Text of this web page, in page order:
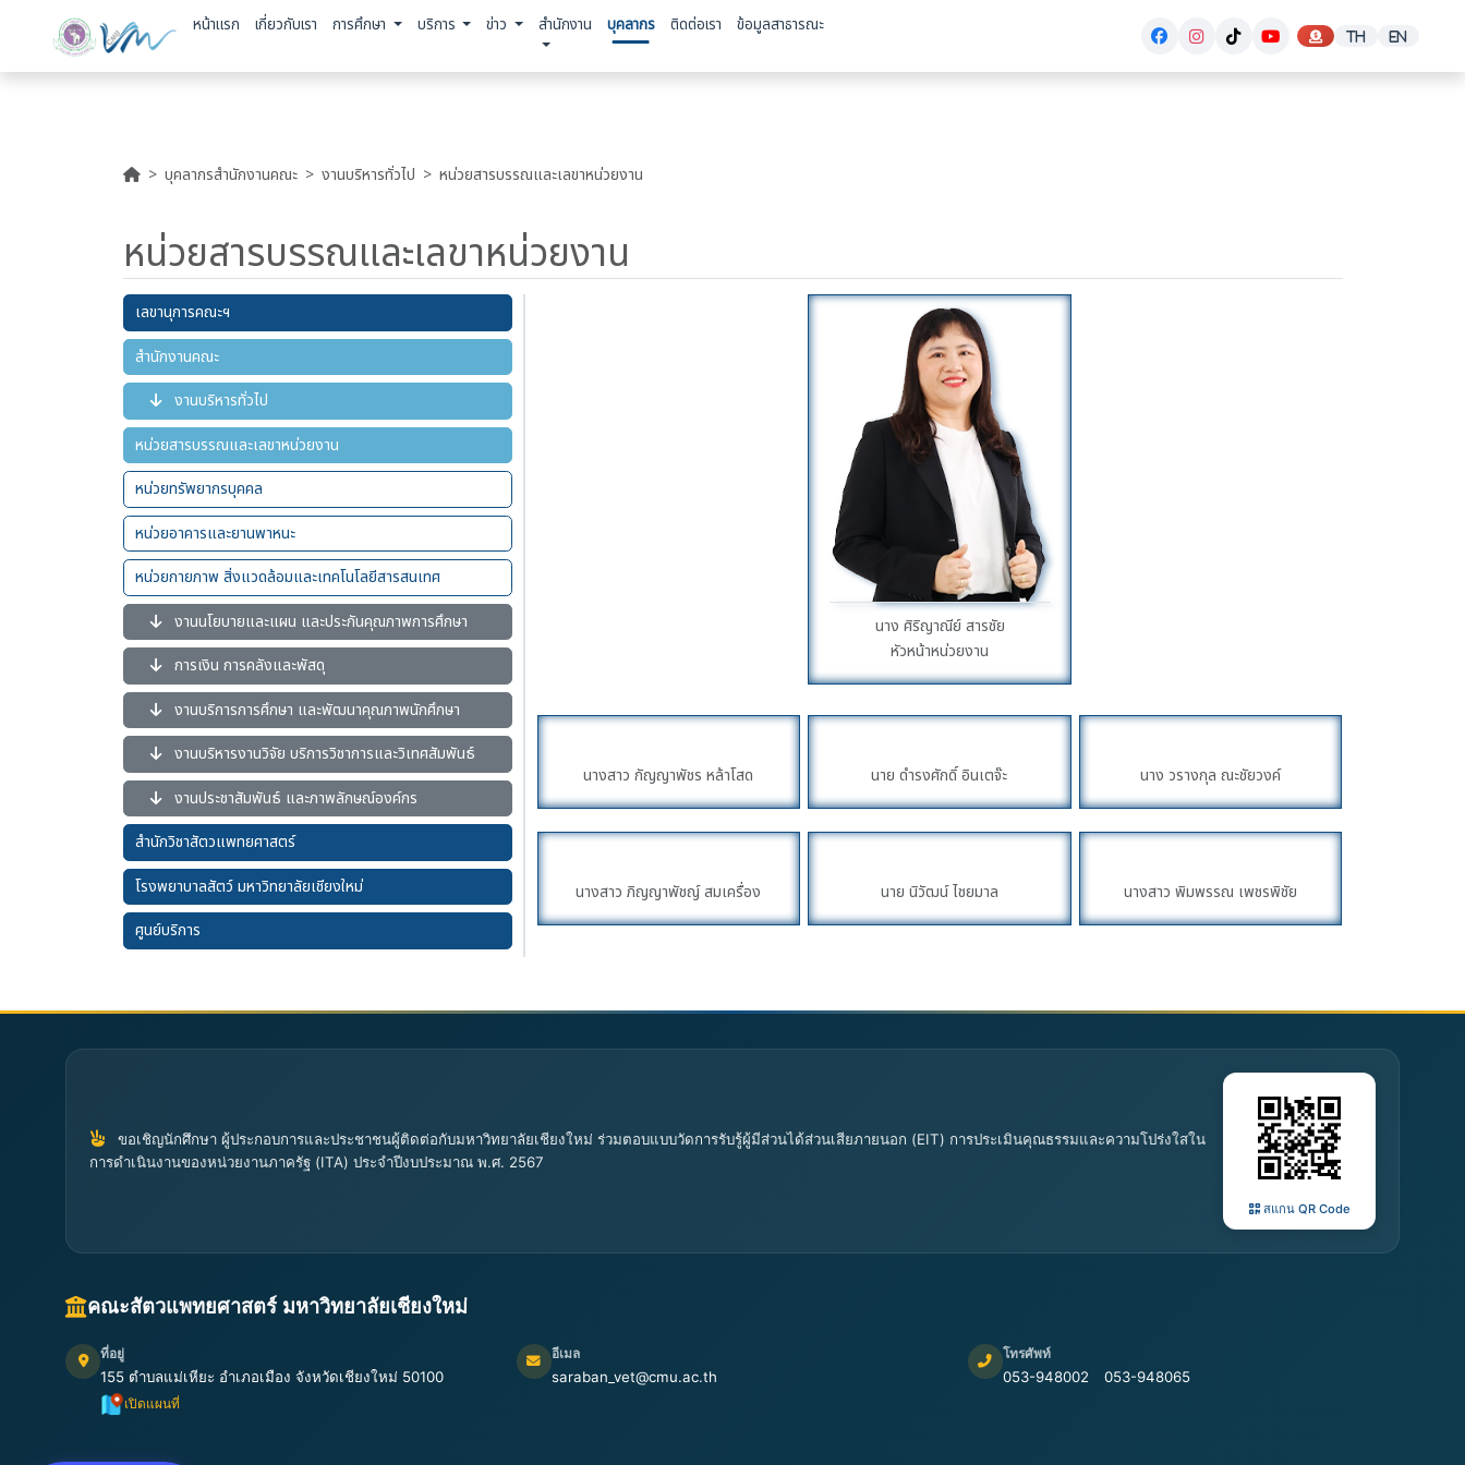
หน้าแรก เกี่ยวกับเรา การศึกษา บริการ ข่าว สำนักงาน บุคลากร ติดต่อเรา ข้อมูลสาธารณะ
บุคลากรสำนักงานคณะ งานบริหารทั่วไป หน่วยสารบรรณและเลขาหน่วยงาน
หน่วยสารบรรณและเลขาหน่วยงาน
เลขานุการคณะฯ
สำนักงานคณะ
งานบริหารทั่วไป
หน่วยสารบรรณและเลขาหน่วยงาน
หน่วยทรัพยากรบุคคล
หน่วยอาคารและยานพาหนะ
หน่วยกายภาพ สิ่งแวดล้อมและเทคโนโลยีสารสนเทศ
งานนโยบายและแผน และประกันคุณภาพการศึกษา
การเงิน การคลังและพัสดุ
งานบริการการศึกษา และพัฒนาคุณภาพนักศึกษา
งานบริหารงานวิจัย บริการวิชาการและวิเทศสัมพันธ์
งานประชาสัมพันธ์ และภาพลักษณ์องค์กร
สำนักวิชาสัตวแพทยศาสตร์
โรงพยาบาลสัตว์ มหาวิทยาลัยเชียงใหม่
ศูนย์บริการ
นาง ศิริญาณีย์ สารชัย
หัวหน้าหน่วยงาน
นางสาว กัญญาพัชร หล้าโสด นาย ดำรงศักดิ์ อินเตจ๊ะ นาง วรางกุล ณะชัยวงค์
นางสาว ภิญญาพัชญ์ สมเครื่อง นาย นิวัฒน์ ไชยมาล นางสาว พิมพรรณ เพชรพิชัย
ขอเชิญนักศึกษา ผู้ประกอบการและประชาชนผู้ติดต่อกับมหาวิทยาลัยเชียงใหม่ ร่วมตอบแบบวัดการรับรู้ผู้มีส่วนได้ส่วนเสียภายนอก (EIT) การประเมินคุณธรรมและความโปร่งใสใน
การดำเนินงานของหน่วยงานภาครัฐ (ITA) ประจำปีงบประมาณ พ.ศ. 2567
สแกน QR Code
คณะสัตวแพทยศาสตร์ มหาวิทยาลัยเชียงใหม่
ที่อยู่
155 ตำบลแม่เหียะ อำเภอเมือง จังหวัดเชียงใหม่ 50100
เปิดแผนที่
อีเมล
saraban_vet@cmu.ac.th
โทรศัพท์
053-948002 053-948065